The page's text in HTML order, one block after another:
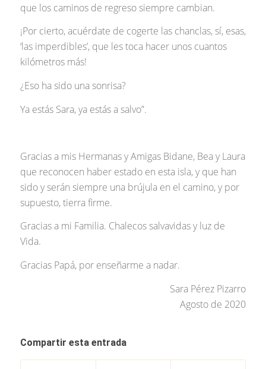
que los caminos de regreso siempre cambian.
¡Por cierto, acuérdate de cogerte las chanclas, sí, esas,
‘las imperdibles’, que les toca hacer unos cuantos
kilómetros más!
¿Eso ha sido una sonrisa?
Ya estás Sara, ya estás a salvo”.
Gracias a mis Hermanas y Amigas Bidane, Bea y Laura
que reconocen haber estado en esta isla, y que han
sido y serán siempre una brújula en el camino, y por
supuesto, tierra firme.
Gracias a mi Familia. Chalecos salvavidas y luz de
Vida.
Gracias Papá, por enseñarme a nadar.
Sara Pérez Pizarro
Agosto de 2020
Compartir esta entrada